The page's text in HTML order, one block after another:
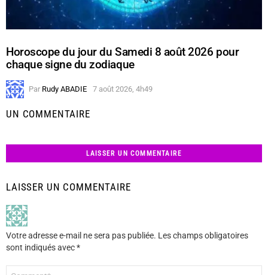
Horoscope du jour du Samedi 8 août 2026 pour
chaque signe du zodiaque
Par Rudy ABADIE 7 août 2026, 4h49
UN COMMENTAIRE
LAISSER UN COMMENTAIRE
LAISSER UN COMMENTAIRE
Votre adresse e-mail ne sera pas publiée. Les champs obligatoires
sont indiqués avec*